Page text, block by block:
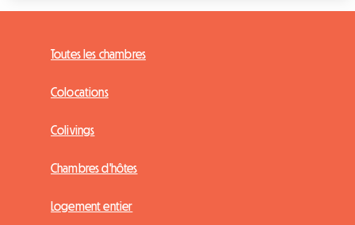
Toutes les chambres
Colocations
Colivings
Chambres d'hôtes
Logement entier